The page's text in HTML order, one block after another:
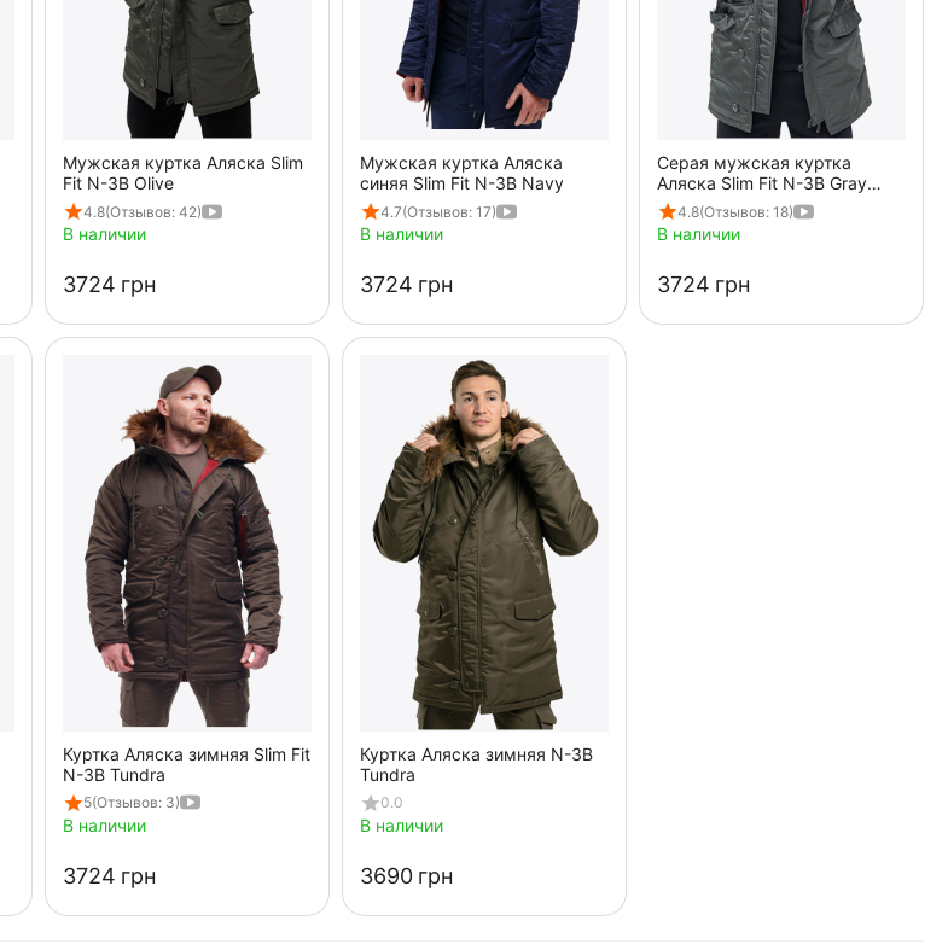
Мужская куртка Аляска Slim
Fit N-3B Olive
4.8(Отзывов: 42)
В наличии
‍3724‍ грн
Мужская куртка Аляска
синяя Slim Fit N-3B Navy
4.7(Отзывов: 17)
В наличии
‍3724‍ грн
Серая мужская куртка
Аляска Slim Fit N-3B Gray
удлиненная
4.8(Отзывов: 18)
В наличии
‍3724‍ грн
Куртка Аляска зимняя Slim Fit
N-3B Tundra
5(Отзывов: 3)
В наличии
‍3724‍ грн
Куртка Аляска зимняя N-3B
Tundra
0.0
В наличии
‍3690‍ грн